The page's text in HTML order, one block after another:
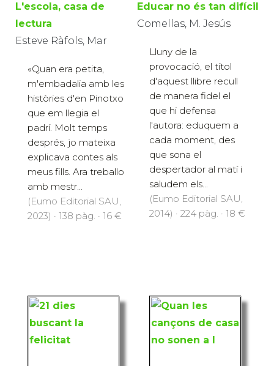
L'escola, casa de
lectura
Esteve Ràfols, Mar
«Quan era petita,
m'embadalia amb les
històries d'en Pinotxo
que em llegia el
padrí. Molt temps
després, jo mateixa
explicava contes als
meus fills. Ara treballo
amb mestr...
(Eumo Editorial SAU,
2023) · 138 pàg. · 16 €
Educar no és tan difícil
Comellas, M. Jesús
Lluny de la
provocació, el títol
d'aquest llibre recull
de manera fidel el
que hi defensa
l'autora: eduquem a
cada moment, des
que sona el
despertador al matí i
saludem els...
(Eumo Editorial SAU,
2014) · 224 pàg. · 18 €